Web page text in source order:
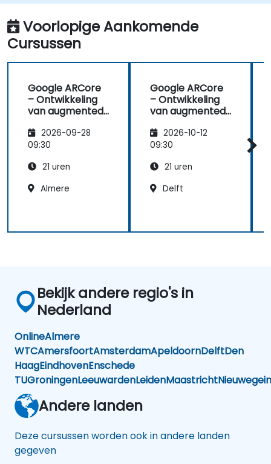
Voorlopige Aankomende
Cursussen
Google ARCore
– Ontwikkeling
van augmented
onderwijs en
innovatie
2026-09-28
09:30
21 uren
Almere
Google ARCore
– Ontwikkeling
van augmented
onderwijs en
innovatie
2026-10-12
09:30
21 uren
Delft
Bekijk andere regio's in
Nederland
OnlineAlmere
WTCAmersfoortAmsterdamApeldoornDelftDen
HaagEindhovenEnschede
TUGroningenLeeuwardenLeidenMaastrichtNieuwegein
Andere landen
Deze cursussen worden ook in andere landen
gegeven